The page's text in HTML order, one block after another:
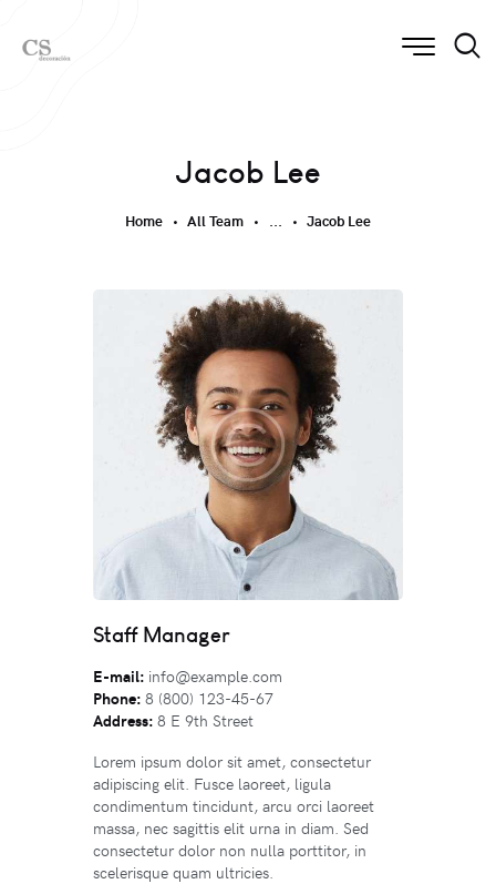
Jacob Lee
Home All Team ... Jacob Lee
Staff Manager
E-mail: info@example.com
Phone: 8 (800) 123-45-67
Address: 8 E 9th Street
Lorem ipsum dolor sit amet, consectetur
adipiscing elit. Fusce laoreet, ligula
condimentum tincidunt, arcu orci laoreet
massa, nec sagittis elit urna in diam. Sed
consectetur dolor non nulla porttitor, in
scelerisque quam ultricies.